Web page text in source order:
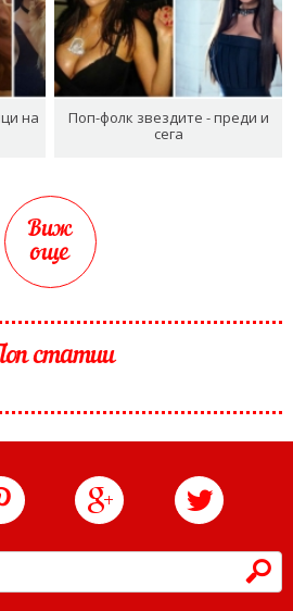
на
Поп-фолк звездите - преди и
сега
Виж
още
статии
h